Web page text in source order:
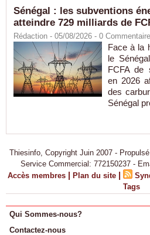
Sénégal : les subventions
atteindre 729 milliards de
Rédaction - 05/08/2026 - 0 Commentaire
Face à la
le
FCFA de
en 2026
des
Sénégal
Thiesinfo, Copyright Juin 2007 -
Service Commercial: 772150237 -
Accès membres | Plan du site |
Tags
Qui Sommes-nous?
Contactez-nous